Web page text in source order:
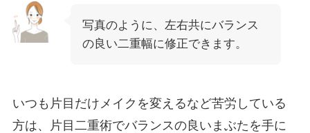
写真のように、左右共にバランス
の良い二重幅に修正できます。
いつも片目だけメイクを変えるなど苦労している
方は、片目二重術でバランスの良いまぶたを手に